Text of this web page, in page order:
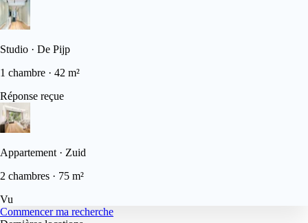
Studio · De Pijp
1 chambre · 42 m²
Réponse reçue
Appartement · Zuid
2 chambres · 75 m²
Vu
Commencer ma recherche